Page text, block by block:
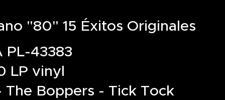
"80" 15 Éxitos Originales
PL-43383
LP vinyl
The Boppers - Tick Tock